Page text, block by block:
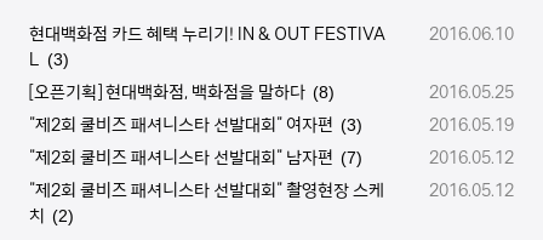
현대백화점 카드 혜택 누리기! IN & OUT FESTIVA
L (3)
2016.06.10
[오픈기획] 현대백화점, 백화점을 말하다 (8)
2016.05.25
"제2회 쿨비즈 패셔니스타 선발대회" 여자편 (3)
2016.05.19
"제2회 쿨비즈 패셔니스타 선발대회" 남자편 (7)
2016.05.12
"제2회 쿨비즈 패셔니스타 선발대회" 촬영현장 스케
치 (2)
2016.05.12